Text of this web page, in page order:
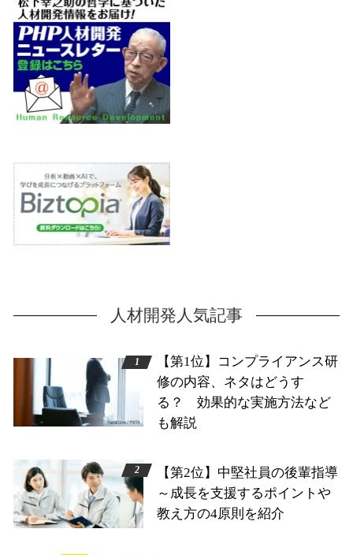
人材開発人気記事
【第1位】コンプライアンス研
修の内容、ネタはどうす
る？ 効果的な実施方法など
も解説
【第2位】中堅社員の後輩指導
～成長を支援するポイントや
教え方の4原則を紹介